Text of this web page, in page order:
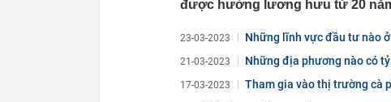
được hưởng lương hưu từ 20
23-03-2023 Những lĩnh vực đầu tư nào
21-03-2023 Những địa phương nào có
17-03-2023 Tham gia vào thị trường cà